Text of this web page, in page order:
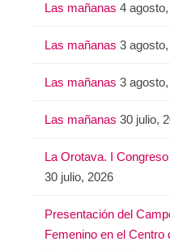
Las mañanas 4
Las mañanas 3
Las mañanas 3
Las mañanas 30 julio,
La Orotava. I
30 julio, 2026
Presentación del
Femenino en el